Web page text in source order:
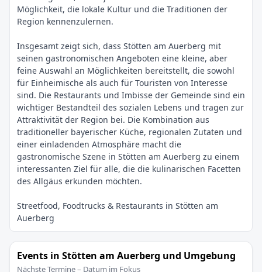
Möglichkeit, die lokale Kultur und die Traditionen der
Region kennenzulernen.
Insgesamt zeigt sich, dass Stötten am Auerberg mit
seinen gastronomischen Angeboten eine kleine, aber
feine Auswahl an Möglichkeiten bereitstellt, die sowohl
für Einheimische als auch für Touristen von Interesse
sind. Die Restaurants und Imbisse der Gemeinde sind ein
wichtiger Bestandteil des sozialen Lebens und tragen zur
Attraktivität der Region bei. Die Kombination aus
traditioneller bayerischer Küche, regionalen Zutaten und
einer einladenden Atmosphäre macht die
gastronomische Szene in Stötten am Auerberg zu einem
interessanten Ziel für alle, die die kulinarischen Facetten
Streetfood, Foodtrucks & Restaurants in Stötten am
Events in Stötten am Auerberg und Umgebung
Nächste Termine – Datum im Fokus